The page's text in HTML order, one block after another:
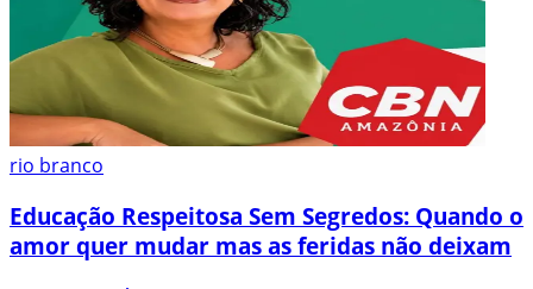
rio branco
Educação Respeitosa Sem Segredos: Quando o
amor quer mudar mas as feridas não deixam